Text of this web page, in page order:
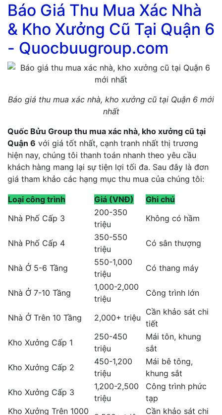
Báo Giá Thu Mua Xác Nhà
& Kho Xưởng Cũ Tại Quận 6
- Quocbuugroup.com
Báo giá thu mua xác nhà, kho xưởng cũ tại Quận 6 mới
nhất
Quốc Bửu Group thu mua xác nhà, kho xưởng cũ tại
Quận 6 với giá tốt nhất, cạnh tranh nhất thị trương
hiện nay, chúng tôi thanh toán nhanh theo yêu cầu
khách hàng mang lại sự tiện lợi tối đa. Sau đây là đơn
giá tham khảo các hạng mục thu mua của chúng tôi:
Loại công trình Giá (VNĐ)
Ghi chú
Nhà Phố Cấp 3
200-350
triệu
Không có hầm
Nhà Phố Cấp 4
350-550
triệu
Có sân thượng
Nhà Ở 5-6 Tầng
550-1,000
triệu
Có thang máy
Nhà Ở 7-10 Tầng
1,000-2,000
triệu
Công trình lớn
Nhà Ở Trên 10 Tầng 2,000+ triệu
Cần khảo sát chi
tiết
Kho Xưởng Cấp 1
250-450
triệu
Mái tôn, khung
sắt
Kho Xưởng Cấp 2
450-1,200
triệu
Mái bê tông,
khung sắt
Kho Xưởng Cấp 3
1,200-2,500
triệu
Công trình phức
tạp
Kho Xưởng Trên 1000
Cần khảo sát chi